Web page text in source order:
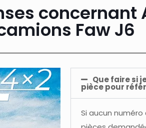
concernant
Faw J6
Que faire si
pièce pour
Si aucun